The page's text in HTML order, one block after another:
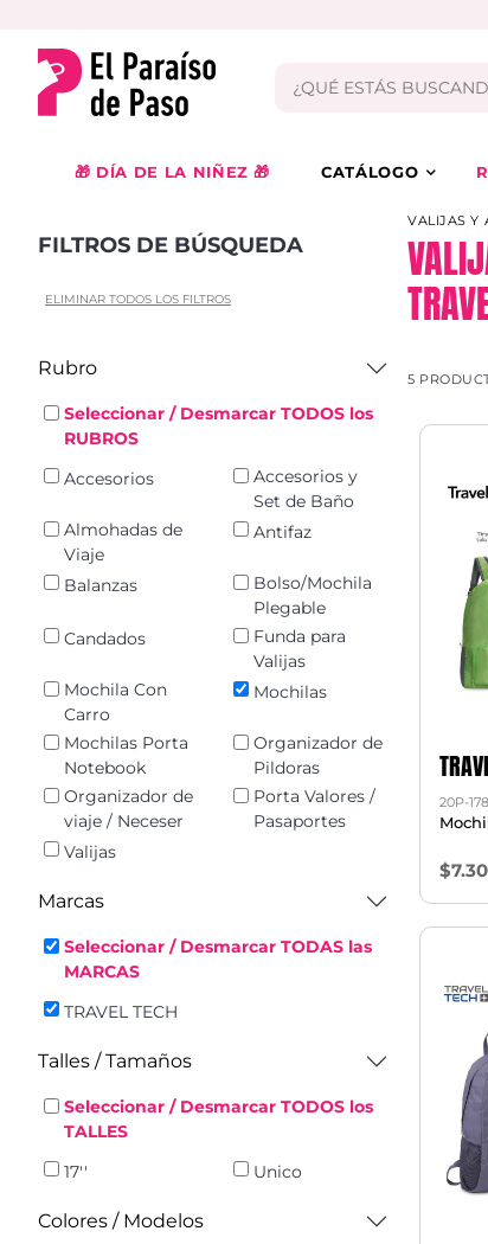
🎁 DÍA DE LA NIÑEZ 🎁 CATÁLOGO
FILTROS DE BÚSQUEDA
ELIMINAR TODOS LOS FILTROS
Rubro
Seleccionar / Desmarcar TODOS los
RUBROS
Accesorios
Accesorios y
Set de Baño
Almohadas de
Viaje
Antifaz
Balanzas
Bolso/Mochila
Plegable
Candados
Funda para
Valijas
Mochila Con
Carro
Mochilas
Mochilas Porta
Notebook
Organizador de
Pildoras
Organizador de
viaje / Neceser
Porta Valores /
Pasaportes
Valijas
Marcas
Seleccionar / Desmarcar TODAS las
MARCAS
TRAVEL TECH
Talles / Tamaños
Seleccionar / Desmarcar TODOS los
TALLES
17''
Unico
Colores / Modelos
VALIJAS Y
5
20P-